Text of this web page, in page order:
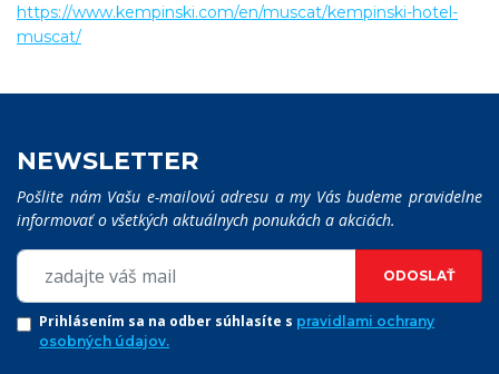
https://www.kempinski.com/en/muscat/kempinski-hotel-
muscat/
NEWSLETTER
Pošlite nám Vašu e-mailovú adresu a my Vás budeme pravidelne
informovať o všetkých aktuálnych ponukách a akciách.
ODOSLAŤ
Prihlásením sa na odber súhlasíte s pravidlami ochrany
osobných údajov.